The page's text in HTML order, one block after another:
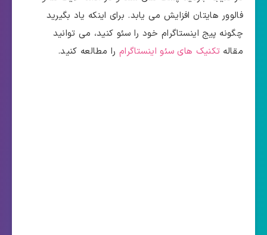
فالوور هایتان افزایش می یابد. برای اینکه یاد بگیرید
چگونه پیج اینستاگرام خود را سئو کنید، می توانید
مقاله تکنیک های سئو اینستاگرام را مطالعه کنید.